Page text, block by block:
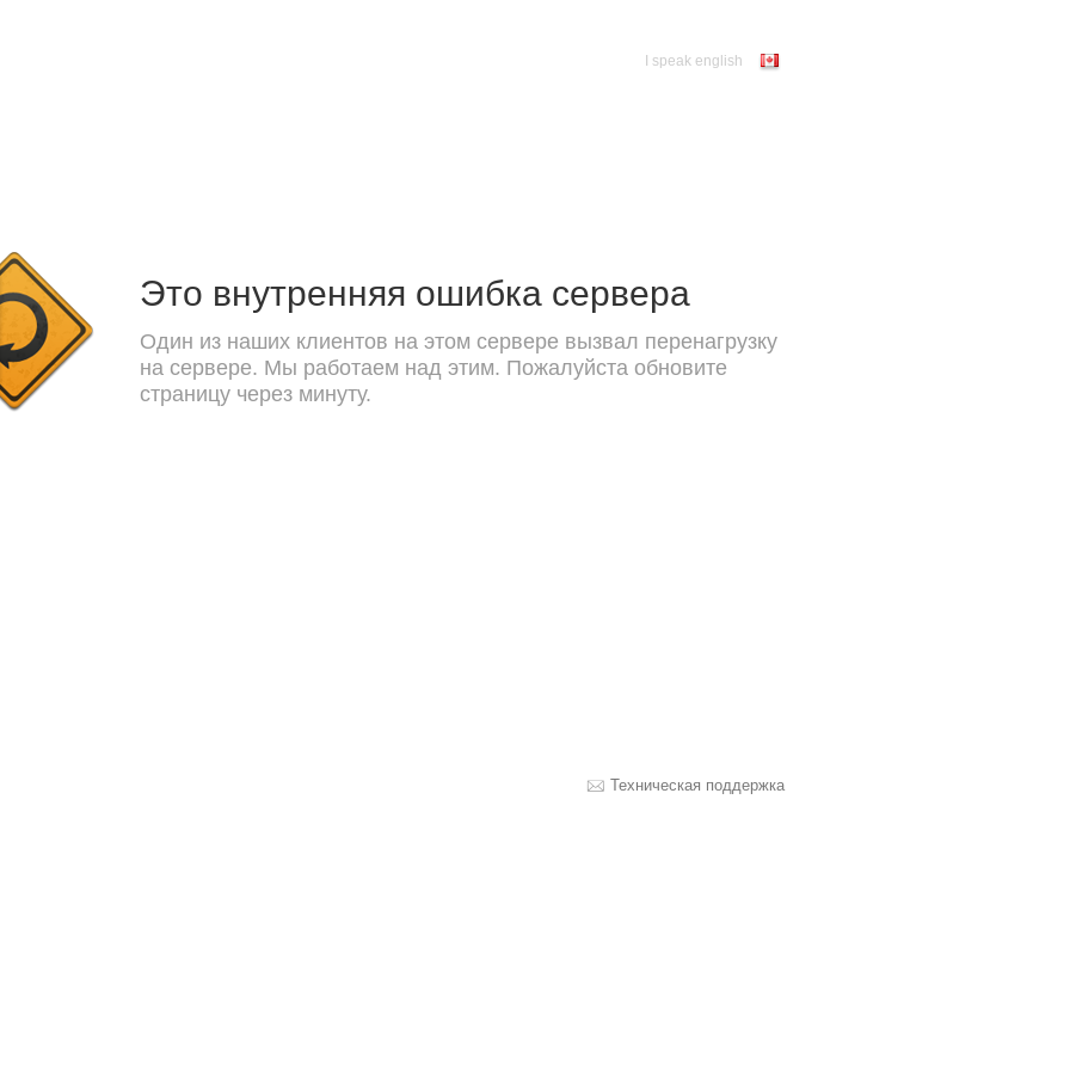
I speak english
Это внутренняя ошибка сервера
Один из наших клиентов на этом сервере вызвал перенагрузку
на сервере. Мы работаем над этим. Пожалуйста обновите
страницу через минуту.
Техническая поддержка